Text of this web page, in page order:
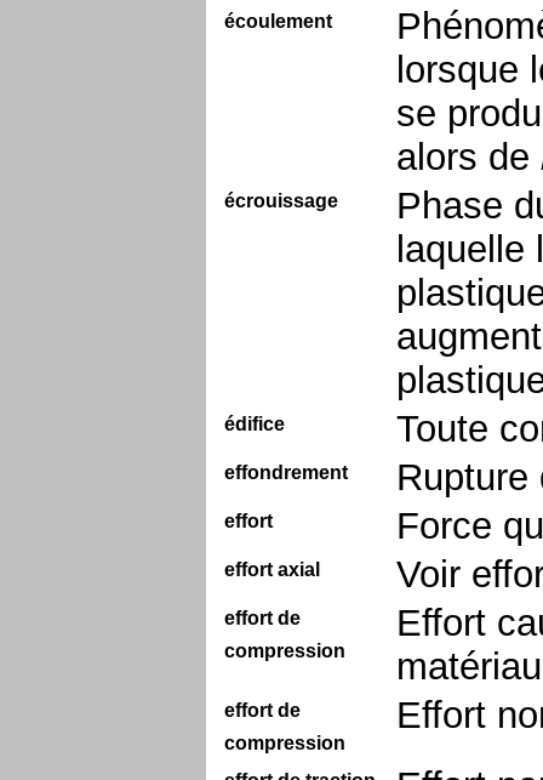
écoulement
lorsque
se
alors de
écrouissage
Phase
édifice Toute
effondrement Rupture
effort Force
effort axial Voir
effort de
compression
Effort
effort de
compression
Effort